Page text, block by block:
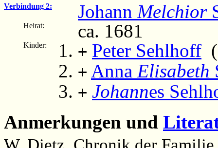
Verbindung 2: Johann Melchior
Heirat: ca. 1681
Kinder: + Peter Sehlhoff
+ Anna Elisabeth
+ Johannes
Anmerkungen und